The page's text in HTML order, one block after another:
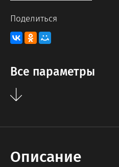
Поделиться
Все параметры
Описание